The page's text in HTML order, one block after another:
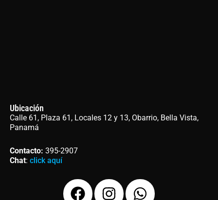
Ubicación
Calle 61, Plaza 61, Locales 12 y 13, Obarrio, Bella Vista,
Panamá
Contacto: 395-2907
Chat: click aquí
F
I
W